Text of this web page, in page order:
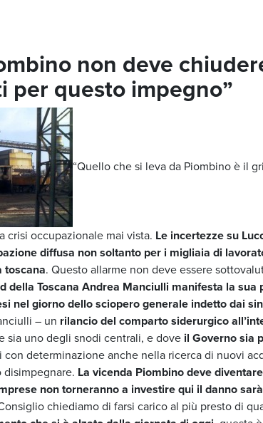
non deve
per questo impegno”
“Quello che si leva da Piombino è il
crisi occupazionale mai vista. Le incertezze su
diffusa non soltanto per i migliaia di
toscana. Questo allarme non deve essere
della Toscana Andrea Manciulli manifesta la
nel giorno dello sciopero generale indetto dai
– un rilancio del comparto siderurgico
sia uno degli snodi centrali, e dove il Governo sia
con determinazione anche nella ricerca di nuovi
La vicenda Piombino deve
non torneranno a investire qui il danno
chiediamo di farsi carico al più presto di